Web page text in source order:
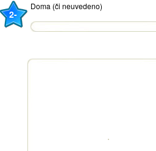
2-
Doma (či neuvedeno)